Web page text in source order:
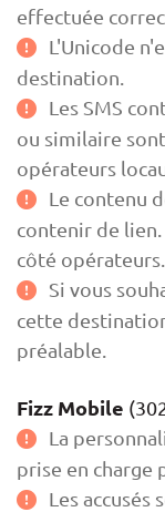
effectuée
L'Unicode
destination.
Les SMS
ou similaire
opérateurs
Le contenu
contenir de
côté opérateurs.
Si vous
cette
préalable.
Fizz Mobile
La
prise en charge
Les